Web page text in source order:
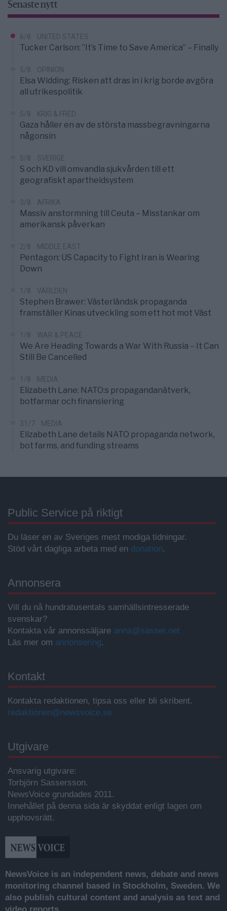
Senaste nytt
6/8 UNITED STATES
Tucker Carlson: ”It’s Time to Save America” – Finally
5/8 OPINION
Elsa Widding: Risken att dras in i krig borde avgöra
all utrikespolitik
5/8 KRIG & FRED
Gaza håller en av de största massbegravningarna
någonsin
5/8 SVERIGE
S och KD vill omvandla sjukvården till ett
geografiskt apartheidsystem
3/8 AFRIKA
Massiv anstormning till Ceuta – Misstankar om
amerikansk påverkan
2/8 MIDDLE EAST
Pentagon: US Capacity to Fight Iran is Wearing
Down
1/8 VÄRLDEN
Stephen Brawer: Västerländsk propaganda
framställer Kinas utveckling som ett hot mot Väst
1/8 WAR & PEACE
We Are Heading Towards a War With Russia – It Can
Still Be Cancelled
1/8 MEDIA
Elizabeth Lane: NATO:s propagandanätverk,
botfarmar och finansiering
31/7 MEDIA
Elizabeth Lane details NATO propaganda network,
bot farms, and funding streams
Public Service på riktigt
Du läser en av Sveriges mest modiga tidningar.
Stöd vårt dagliga arbeta med en donation.
Annonsera
Vill du nå hundratusentals samhällsintresserade
svenskar?
Kontakta vår annonssäljare anna@sasser.net
Läs mer om annonsering.
Kontakt
Kontakta redaktionen, tipsa oss eller bli skribent.
redaktionen@newsvoice.se
Utgivare
Ansvarig utgivare:
Torbjörn Sassersson.
NewsVoice grundades 2011.
Innehållet på denna sida är skyddat enligt lagen om
upphovsrätt.
NewsVoice is an independent news, debate and news
monitoring channel based in Stockholm, Sweden. We
also publish cultural content and analysis as text and
video reports.